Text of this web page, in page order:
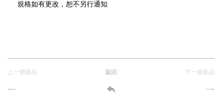
規格如有更改，恕不另行通知
上一個産品 返回 下一個産品